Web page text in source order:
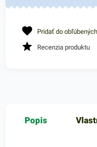
Pridať do obľúbených
Recenzia produktu
Popis